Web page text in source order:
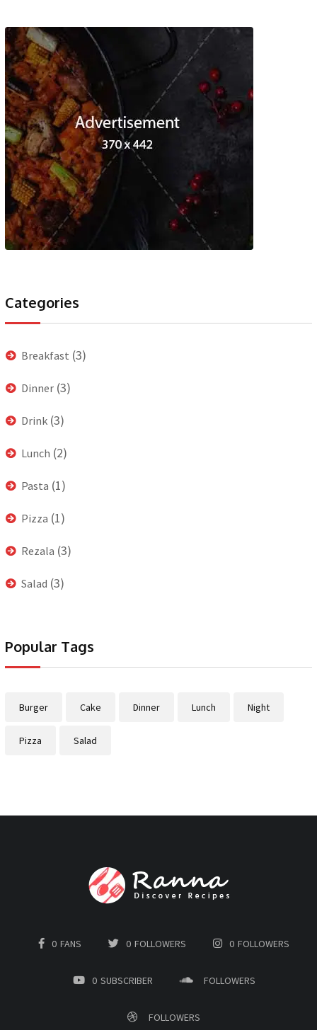
Categories
Breakfast (3)
Dinner (3)
Drink (3)
Lunch (2)
Pasta (1)
Pizza (1)
Rezala (3)
Salad (3)
Popular Tags
Burger Cake Dinner Lunch Night
Pizza Salad
0 FANS 0 FOLLOWERS 0 FOLLOWERS
0 SUBSCRIBER FOLLOWERS
FOLLOWERS